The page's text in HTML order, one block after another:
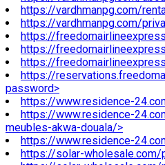
https://vardhmanpg.com/
https://vardhmanpg.com/
https://
https://
https://
https://
password>
https://www.residence-
https://www.residence-
meubles-akwa-douala/>
https://www.residence-
https://solar-